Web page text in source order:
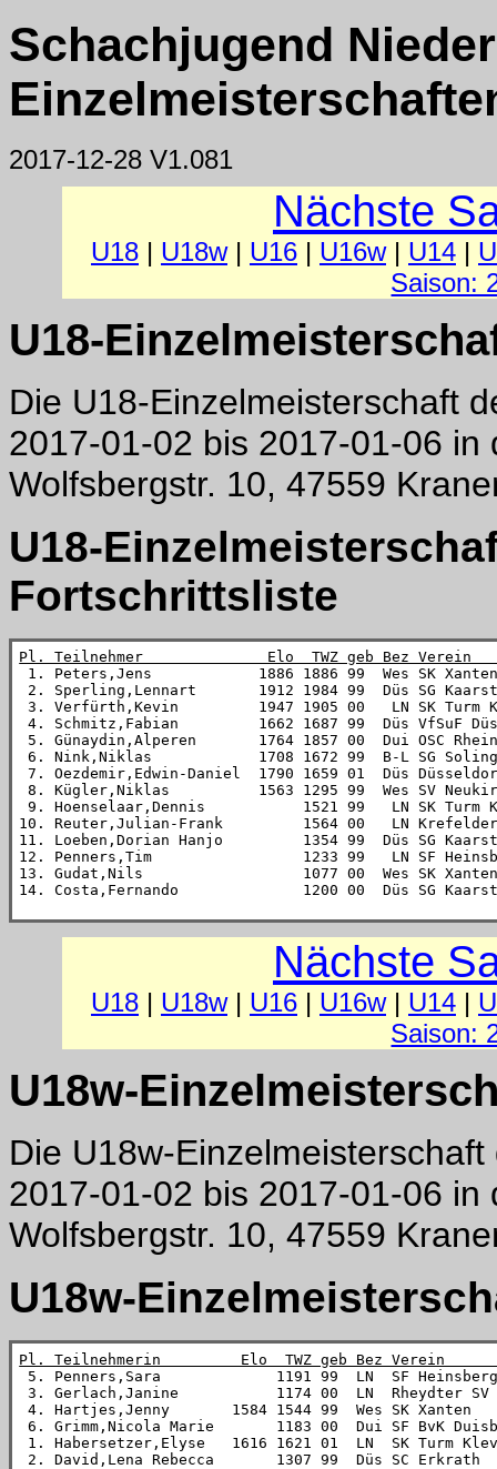
Schachjugend
2017-12-28 V1.081
Nächste
U18 | U18w| U16 | U16w| U14 |
Saison:
U18-
Die U18-Einzelmeisterschaft
2017-01-02 bis 2017-01-06
Wolfsbergstr. 10, 47559
U18-
Fortschrittsliste
Pl. Teilnehmer              Elo  TWZ geb Bez
1. Peters,Jens            1886 1886 99  Wes SK
2. Sperling,Lennart       1912 1984 99  Düs SG
3. Verfürth,Kevin         1947 1905 00   LN SK
4. Schmitz,Fabian         1662 1687 99  Düs VfSuF
5. Günaydin,Alperen       1764 1857 00  Dui OSC
6. Nink,Niklas            1708 1672 99  B-L SG
7. Oezdemir,Edwin-Daniel  1790 1659 01  Düs
8. Kügler,Niklas          1563 1295 99  Wes SV
9. Hoenselaar,Dennis           1521 99   LN SK Turm
10. Reuter,Julian-Frank         1564 00   LN Krefelder
11. Loeben,Dorian Hanjo         1354 99  Düs SG
12. Penners,Tim                 1233 99   LN SF
13. Gudat,Nils                  1077 00  Wes SK
14. Costa,Fernando              1200 00  Düs SG
Nächste
U18 | U18w| U16 | U16w| U14 |
Saison:
U18w-
Die U18w-
2017-01-02 bis 2017-01-06
Wolfsbergstr. 10, 47559
U18w-
Pl. Teilnehmerin         Elo  TWZ geb Bez Verein
5. Penners,Sara             1191 99  LN  SF
3. Gerlach,Janine           1174 00  LN  Rheydter
4. Hartjes,Jenny       1584 1544 99  Wes SK
6. Grimm,Nicola Marie       1183 00  Dui SF BvK
1. Habersetzer,Elyse   1616 1621 01  LN  SK Turm
2. David,Lena Rebecca       1307 99  Düs SC